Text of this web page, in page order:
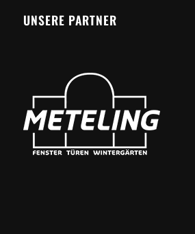
UNSERE PARTNER